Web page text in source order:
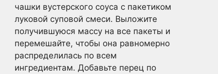
чашки вустерского соуса с пакетиком
луковой суповой смеси. Выложите
получившуюся массу на все пакеты и
перемешайте, чтобы она равномерно
распределилась по всем
ингредиентам. Добавьте перец по